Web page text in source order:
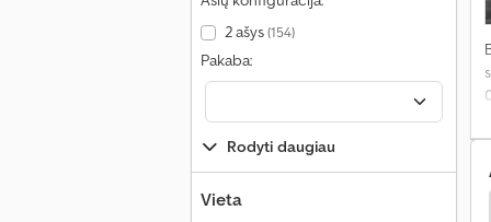
2 ašys(154)
Pakaba:
Rodyti daugiau
VietaClever Karavanai / Kemperiai